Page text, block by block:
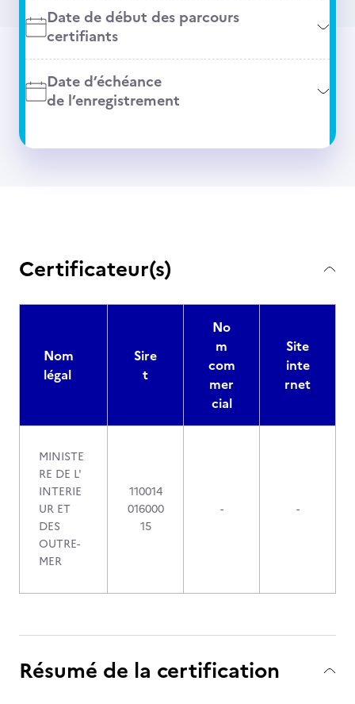
Date de début des parcours
certifiants
Date d’échéance
de l’enregistrement
Certificateur(s)
Nom
légal
Sire
t
No
m
com
mer
cial
Site
inte
rnet
MINISTE
RE DE L'
INTERIE
UR ET
DES
OUTRE-
MER
110014
016000
15
- -
Résumé de la certification